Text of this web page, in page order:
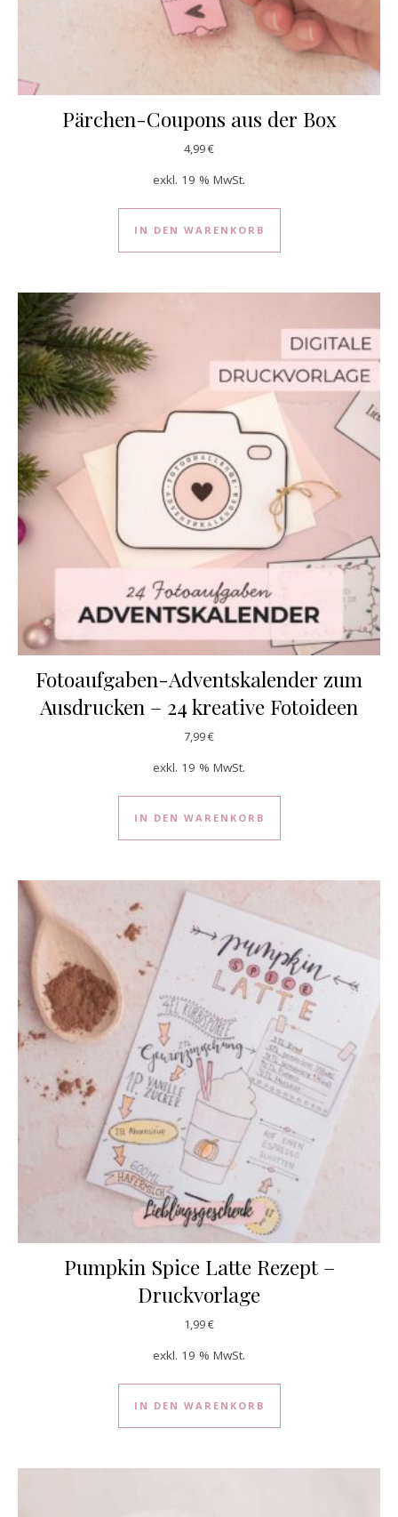
Pärchen-Coupons aus der Box
4,99€
exkl. 19 % MwSt.
IN DEN WARENKORB
Fotoaufgaben-Adventskalender zum
Ausdrucken – 24 kreative Fotoideen
7,99€
exkl. 19 % MwSt.
IN DEN WARENKORB
Pumpkin Spice Latte Rezept –
Druckvorlage
1,99€
exkl. 19 % MwSt.
IN DEN WARENKORB